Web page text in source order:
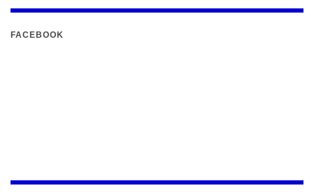
FACEBOOK